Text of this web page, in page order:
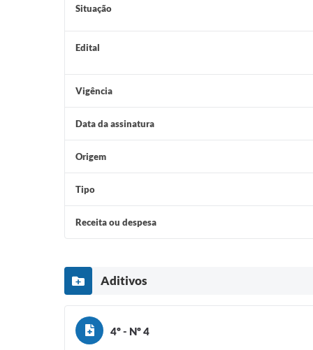
Situação
Edital
Vigência
Data da assinatura
Origem
Tipo
Receita ou despesa
Aditivos
4º - Nº 4